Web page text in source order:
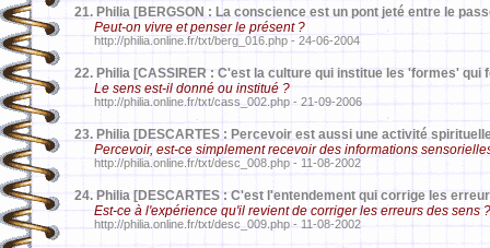
21. Philia [BERGSON : La conscience est un pont jeté entre le
Peut-on vivre et penser le présent ?
http://philia.online.fr/txt/berg_016.php - 24-06-2004
22. Philia [CASSIRER : C'est la culture qui institue les 'formes' qui
Le sens est-il donné ou institué ?
http://philia.online.fr/txt/cass_002.php - 21-09-2006
23. Philia [DESCARTES : Percevoir est aussi une activité
Percevoir, est-ce simplement recevoir des informations
http://philia.online.fr/txt/desc_008.php - 11-08-2002
24. Philia [DESCARTES : C'est l'entendement qui corrige les
Est-ce à l'expérience qu'il revient de corriger les erreurs des sens
http://philia.online.fr/txt/desc_009.php - 11-08-2002